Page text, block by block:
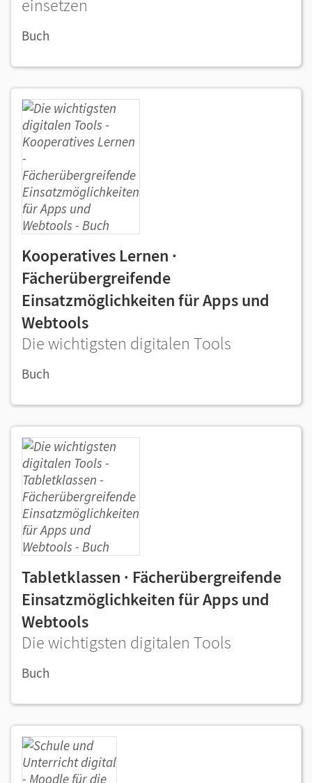
einsetzen
Buch
Kooperatives Lernen ·
Fächerübergreifende
Einsatzmöglichkeiten für Apps und
Webtools
Die wichtigsten digitalen Tools
Buch
Tabletklassen · Fächerübergreifende
Einsatzmöglichkeiten für Apps und
Webtools
Die wichtigsten digitalen Tools
Buch